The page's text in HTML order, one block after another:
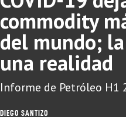
commodity
del mundo;
una realidad
Informe de Petróleo H1
DIEGO SANTIZO